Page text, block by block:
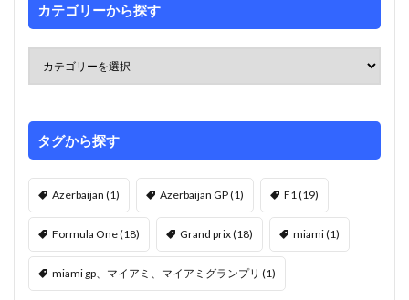
カテゴリーから探す
タグから探す
Azerbaijan (1) Azerbaijan GP(1) F1 (19)
Formula One(18) Grand prix(18) miami(1)
miami gp、マイアミ、マイアミグランプリ (1)